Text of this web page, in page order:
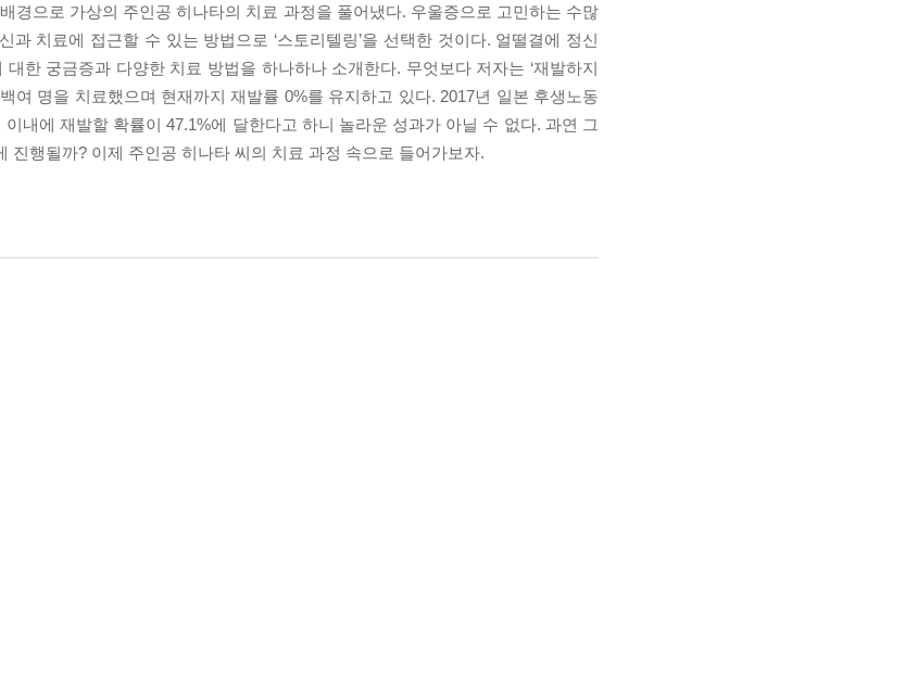
경으로 가상의 주인공 히나타의 치료 과정을 풀어냈다. 우울증으로 고민하는 수많
치료에 접근할 수 있는 방법으로 ‘스토리텔링’을 선택한 것이다. 얼떨결에 정신
한 궁금증과 다양한 치료 방법을 하나하나 소개한다. 무엇보다 저자는 ‘재발하지
여 명을 치료했으며 현재까지 재발률 0%를 유지하고 있다. 2017년 일본 후생노동
내에 재발할 확률이 47.1%에 달한다고 하니 놀라운 성과가 아닐 수 없다. 과연 그
행될까? 이제 주인공 히나타 씨의 치료 과정 속으로 들어가보자.